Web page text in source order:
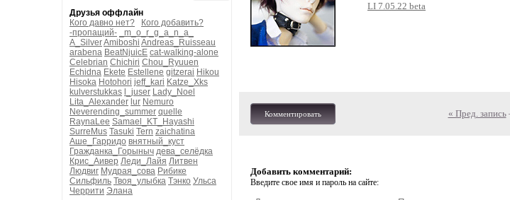
Друзья оффлайн
Кого давно нет?
Кого добавить?
-пропащий-
_m_o_r_g_a_n_a_
A_SilverAmiboshi Andreas_Ruisseau
arabena BeatNjuicE cat-walking-alone
Celebrian Chichiri Chou_Ryuuen
Echidna Ekete Estellene gitzerai Hikou
Hisoka Hotohori jeff_kari Katze_Xks
kulverstukkas
l_juser Lady_Noel
Lita_Alexander lur Nemuro
Neverending_summer quelle
RaynaLee Samael_KT_Hayashi
SurreMus Tasuki Tern zaichatina
Аше_Гарридо внятный_куст
Гражданка_Горыныч дева_селёдка
Крис_Аивер Леди_Лайя Литвен
Людвиг Мудрая_сова Рибике
Сильфиль Твоя_улыбка Тэнко Ульса
Черрити Элана
LI 7.05.22 beta
Комментировать « Пред. запись
Добавить комментарий:
Введите свое имя и пароль на сайте: